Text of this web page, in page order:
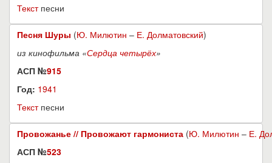
Текстпесни
Песня Шуры (Ю. Милютин – Е. Долматовский)
из кинофильма «Сердца четырёх»
АСП №915
Год: 1941
Текстпесни
Провожанье // Провожают гармониста (Ю. Милютин – Е.
АСП №523